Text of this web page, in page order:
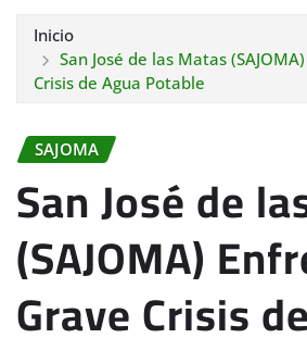
Inicio
San José de las Matas
Crisis de Agua Potable
SAJOMA
San José de
(SAJOMA)
Grave Crisis